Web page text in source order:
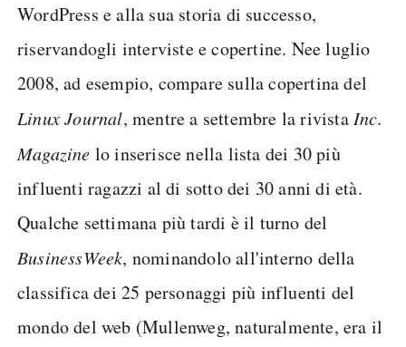
WordPress e alla sua storia di successo,
riservandogli interviste e copertine. Nee luglio
2008, ad esempio, compare sulla copertina del
Linux Journal, mentre a settembre la rivistaInc.
Magazine lo inserisce nella lista dei 30 più
influenti ragazzi al di sotto dei 30 anni di età.
Qualche settimana più tardi è il turno del
BusinessWeek, nominandolo all'interno della
classifica dei 25 personaggi più influenti del
mondo del web (Mullenweg, naturalmente, era il